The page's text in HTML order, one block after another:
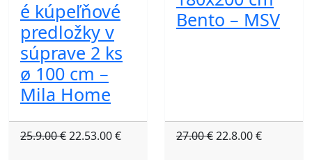
é kúpeľňové
predložky v
súprave 2 ks
ø 100 cm –
Mila Home
25.9.00 €22.53.00 €
Bento – MSV
27.00 €22.8.00 €